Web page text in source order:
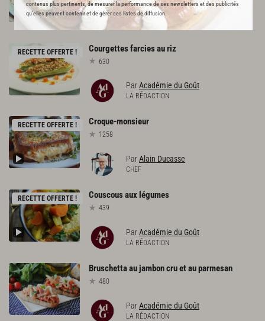
contenus plus pertinents, de mesurer la performance de ses newsletters et des publicités
qu’elles peuvent contenir et de gérer ses listes de diffusion.
ParJulie Andrieu
AUTEURE
RECETTE OFFERTE ! Courgettesfarciesauriz
630
ParAcadémie du Goût
LA RÉDACTION
RECETTE OFFERTE ! Croque-monsieur
1258
ParAlain Ducasse
CHEF
RECETTE OFFERTE ! Couscousaux légumes
439
ParAcadémie du Goût
LA RÉDACTION
Bruschettaaujamboncruetauparmesan
480
ParAcadémie du Goût
LA RÉDACTION